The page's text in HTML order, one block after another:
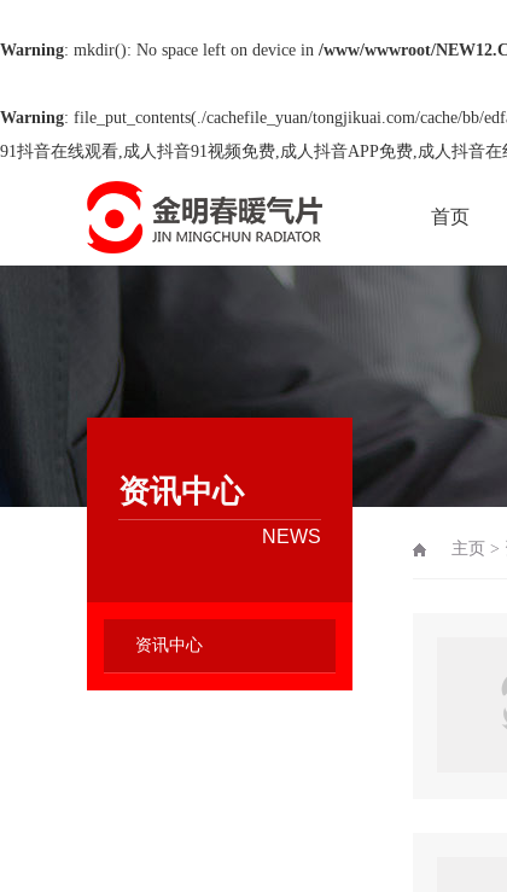
Warning: mkdir(): No space left on device in /www/wwwroot/
Warning: file_put_contents(./cachefile_yuan/tongjikuai.com/cache/bb/
91抖音在线观看,成人抖音91视频免费,成人抖音APP免费,成人抖音
首页
资讯中心
NEWS
资讯中心
主页 >